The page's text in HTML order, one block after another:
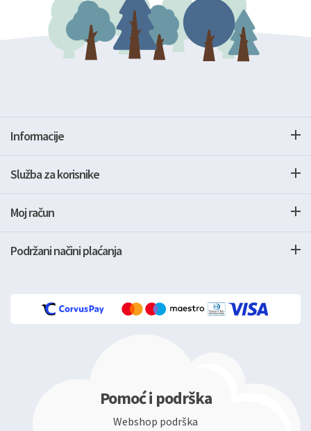
Informacije
Služba za korisnike
Moj račun
Podržani načini plaćanja
Pomoć i podrška
Webshop podrška